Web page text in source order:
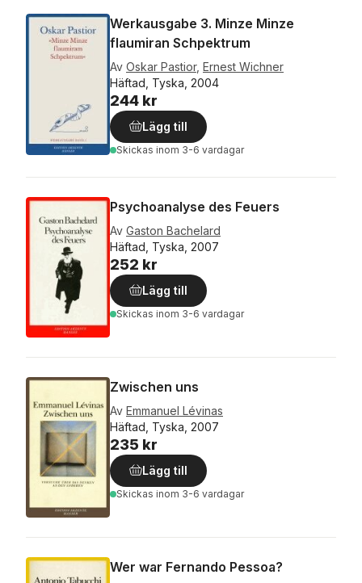
Werkausgabe 3. Minze Minze
flaumiran Schpektrum
Av Oskar Pastior, Ernest Wichner
Häftad, Tyska, 2004
244 kr
Lägg till
Skickas inom 3-6 vardagar
Psychoanalyse des Feuers
Av Gaston Bachelard
Häftad, Tyska, 2007
252 kr
Lägg till
Skickas inom 3-6 vardagar
Zwischen uns
Av Emmanuel Lévinas
Häftad, Tyska, 2007
235 kr
Lägg till
Skickas inom 3-6 vardagar
Wer war Fernando Pessoa?